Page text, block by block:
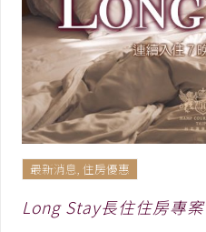
最新消息, 住房優惠
Long Stay長住住房專案